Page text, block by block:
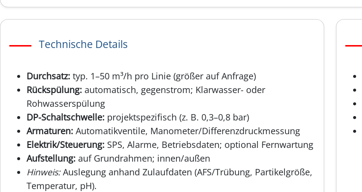
Technische Details
Durchsatz: typ. 1–50 m³/h pro Linie (größer auf Anfrage)
Rückspülung: automatisch, gegenstrom; Klarwasser- oder
Rohwasserspülung
DP-Schaltschwelle: projektspezifisch (z. B. 0,3–0,8 bar)
Armaturen: Automatikventile, Manometer/Differenzdruckmessung
Elektrik/Steuerung: SPS, Alarme, Betriebsdaten; optional Fernwartung
Aufstellung: auf Grundrahmen; innen/außen
Hinweis:Auslegung anhand Zulaufdaten (AFS/Trübung, Partikelgröße,
Temperatur, pH).